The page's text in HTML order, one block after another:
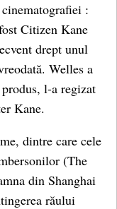
:
Citizen Kane
drept unul
Welles a
l-a regizat
Kane.
dintre care cele
(The
din Shanghai
răului